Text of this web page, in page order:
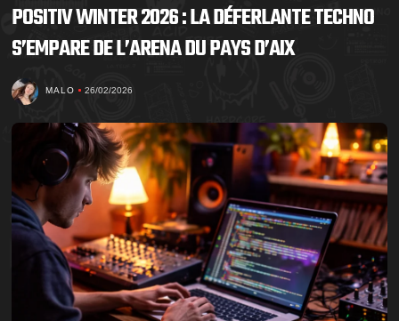
POSITIV WINTER 2026 : LA DÉFERLANTE TECHNO
S’EMPARE DE L’ARENA DU PAYS D’AIX
MALO 26/02/2026